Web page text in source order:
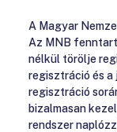
A Magyar
Az MNB
nélkül törölje
regisztráció és
regisztráció
bizalmasan
rendszer